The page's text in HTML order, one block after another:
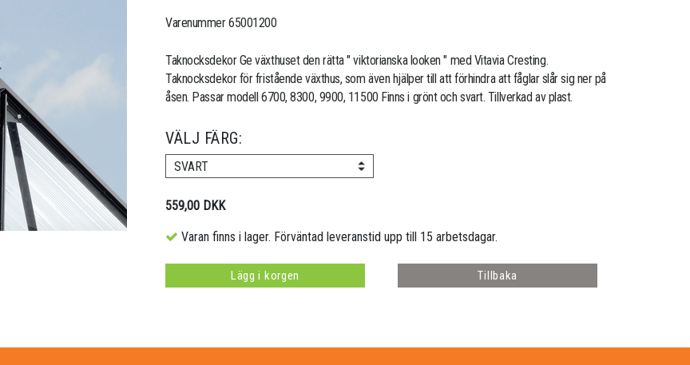
Varenummer 65001200
Taknocksdekor Ge växthuset den rätta " viktorianska looken " med Vitavia Cresting.
Taknocksdekor för fristående växthus, som även hjälper till att förhindra att fåglar slår sig ner på
åsen. Passar modell 6700, 8300, 9900, 11500 Finns i grönt och svart. Tillverkad av plast.
VÄLJ FÄRG:
SVART
559,00 DKK
Varan finns i lager. Förväntad leveranstid upp till 15 arbetsdagar.
Lägg i korgen Tillbaka